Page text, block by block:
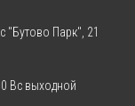
"Бутово Парк", 21
Вс выходной